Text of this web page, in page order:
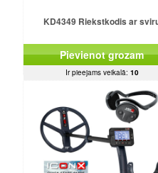
KD4349 Riekstkodis ar
Pievienot grozam
Ir pieejams veikalā: 10